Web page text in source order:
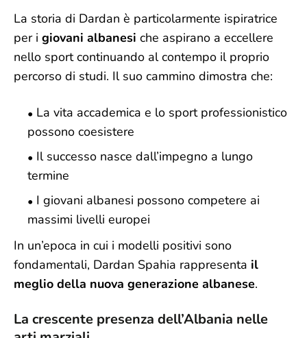
La storia di Dardan è particolarmente ispiratrice
per i giovani albanesi che aspirano a eccellere
nello sport continuando al contempo il proprio
percorso di studi. Il suo cammino dimostra che:
La vita accademica e lo sport professionistico
possono coesistere
Il successo nasce dall’impegno a lungo
termine
I giovani albanesi possono competere ai
massimi livelli europei
In un’epoca in cui i modelli positivi sono
fondamentali, Dardan Spahia rappresenta il
meglio della nuova generazione albanese.
La crescente presenza dell’Albania nelle